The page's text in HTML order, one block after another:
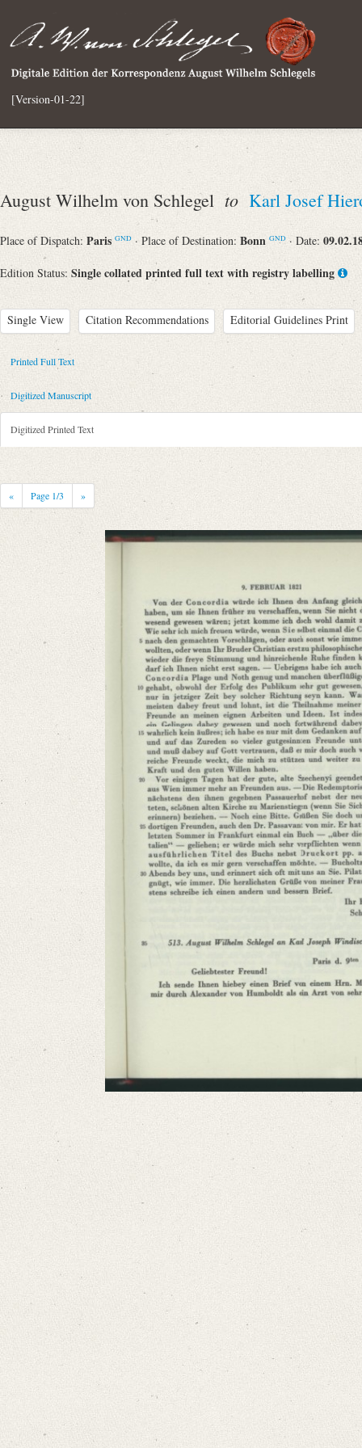
[Version-01-22]
August Wilhelm von Schlegel to Karl Josef
Place of Dispatch: Paris GND · Place of Destination: Bonn GND · Date:
Edition Status: Single collated printed full text with registry labelling
Single View Citation Recommendations Editorial Guidelines Print
Metadata Concerning Header
Sender: August Wilhelm von Schlegel
Recipient: Karl Josef Hieronymus Windischmann
Place of Dispatch: Paris
Place of Destination: Bonn
Notations: Empfangsort erschlossen.
Printed Text
Provider: Dresden, Sächsische Landesbibliothek - Staats- und
Bibliography: Krisenjahre der Frühromantik. Briefe aus dem
365‒367.
Incipit: „[1] Paris d. 9ten Febr. 1821.
Geliebtester Freund!
Ich sende Ihnen hiebey einen Brief von einem Hrn. Martini, der mir
Provider: Bonn, Universitäts- und Landesbibliothek
OAI Id: 1849830
Classification Number: Autographensammlung der Universitäts- und
Provenance: Übersendet einen Brief des Arztes Martini, der ihm
Bittet um Unterstützung, dass Martini die Promotionskosten erlassen
Baron Wenzel um Rat gefragt Erwähnt [Henry Thomas] Colbrooke
über Rombergs, deren Onkel, Graf Belderbusch, er zuweilen trifft,
Number of Pages: 1 e. Br. (3 S.)
French
Printed Full Text
Digitized Manuscript
Digitized Printed Text
« Page 1/3 »